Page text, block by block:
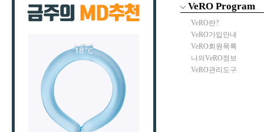
VeRO Program
VeRO란?
VeRO가입안내
VeRO회원목록
나의VeRO정보
VeRO관리도구